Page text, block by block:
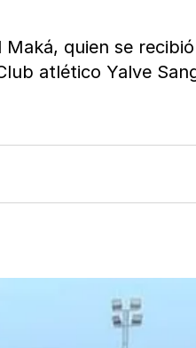
quien se
atlético Yalve